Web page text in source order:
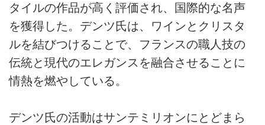
タイルの作品が高く評価され、国際的な名声
を獲得した。デンツ氏は、ワインとクリスタ
ルを結びつけることで、フランスの職人技の
伝統と現代のエレガンスを融合させることに
情熱を燃やしている。
デンツ氏の活動はサンテミリオンにとどまら